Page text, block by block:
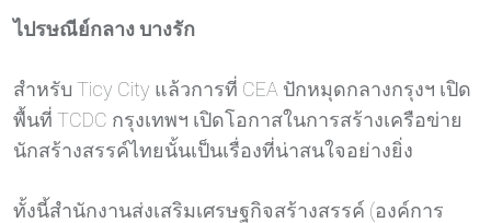
ไปรษณีย์กลาง บางรัก
สำหรับ Ticy City แล้วการที่ CEA ปักหมุดกลางกรุงฯ เปิด
พื้นที่ TCDC กรุงเทพฯ เปิดโอกาสในการสร้างเครือข่าย
นักสร้างสรรค์ไทยนั้นเป็นเรื่องที่น่าสนใจอย่างยิ่ง
ทั้งนี้สำนักงานส่งเสริมเศรษฐกิจสร้างสรรค์ (องค์การ